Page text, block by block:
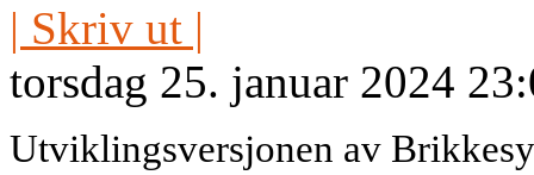
| Skriv ut |
torsdag 25. januar 2024
Utviklingsversjonen av